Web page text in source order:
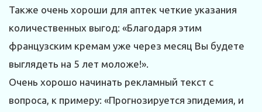
Также очень хороши для аптек четкие указания
количественных выгод: «Благодаря этим
французским кремам уже через месяц Вы будете
выглядеть на 5 лет моложе!».
Очень хорошо начинать рекламный текст с
вопроса, к примеру: «Прогнозируется эпидемия, и